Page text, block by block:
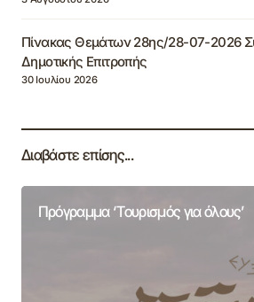
Πίνακας Θεμάτων 28ης/28-07-2026
Δημοτικής Επιτροπής
30 Ιουλίου 2026
Διαβάστε επίσης...
Πρόγραμμα ‘Τουρισμός για όλους’